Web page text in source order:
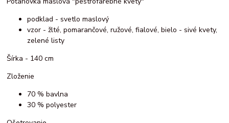
podklad - svetlo maslový
vzor - žlté, pomarančové, ružové, fialové, bielo - sivé kvety,
zelené listy
Šírka - 140 cm
Zloženie
70 % bavlna
30 % polyester